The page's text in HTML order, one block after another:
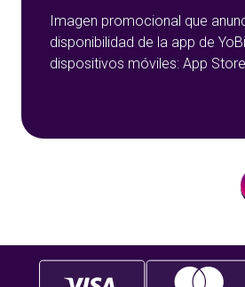
Imagen promocional que
disponibilidad de la app de
dispositivos móviles: App